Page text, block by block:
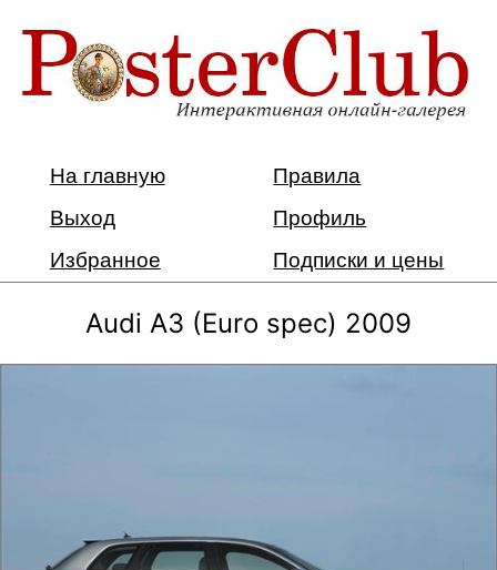
На главную
Правила
Выход
Профиль
Избранное
Подписки и цены
Audi A3 (Euro spec) 2009